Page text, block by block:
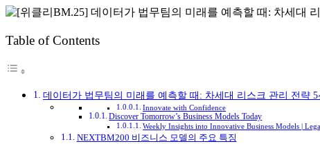
Table of Contents
데이터가 법무팀의 미래를 예측할 때: 차세대 리스크 관리 전략 5
Innovate with Confidence
Discover Tomorrow’s Business Models Today
Weekly Insights into Innovative Business Models |
NEXTBM200 비즈니스 모델의 주요 특징